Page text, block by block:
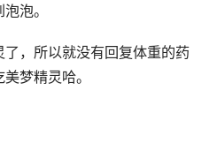
泡。
，所以就没有回复体重的药
梦精灵哈。